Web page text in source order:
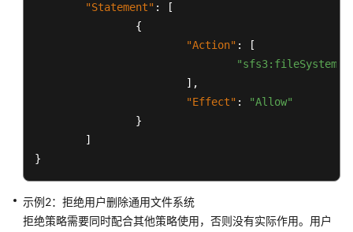
并
授
"Statement" :
[
{
"Action" :
[
] ,
"Effect" :
"Allow"
}
]
}
示例2：拒绝用户删除通用文件系统
拒绝策略需要同时配合其他策略使用，否则没有实际作用。用户